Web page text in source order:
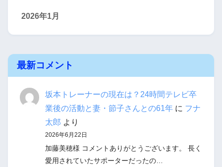
2026年1月
最新コメント
坂本トレーナーの現在は？24時間テレビ卒
業後の活動と妻・節子さんとの61年に フナ
太郎 より
2026年6月22日
加藤美穂様 コメントありがとうございます。 長く
愛用されていたサポーターだったの…